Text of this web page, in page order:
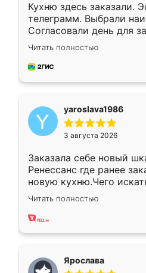
Кухню здесь заказали.
телеграмм. Выбрали
Согласовали день для
недели кухня была уже
довольны работой.
мебель за качественную
Читать полностью
yaroslava1986
3 августа 2026
Заказала себе новый
Ренессанс где ранее
новую кухню.Чего
вполне довольна.
два года, нареканий нет.
Читать полностью
Ярослава